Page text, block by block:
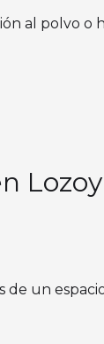
al polvo o
de un